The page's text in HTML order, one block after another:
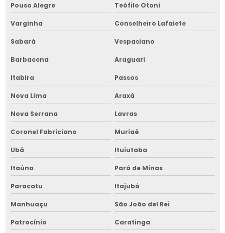
Empresa de secador de grãos
Empresa de secador de grãos na bahia
Empresa de secador de grãos no nordeste
Empresa de transportador de grãos
Empresa de transportador de grãos em bahia
Empresa de transportador de grãos no nordeste
Equipamentos para armazenar grãos
Fornalha para grãos no nordeste
Galpão para silos no nordeste
Manutenção de cavaqueira para fornalha
Pouso Alegre Teófilo Otoni
Varginha Conselheiro Lafaiete
Sabará Vespasiano
Barbacena Araguari
Itabira Passos
Nova Lima Araxá
Nova Serrana Lavras
Coronel Fabriciano Muriaé
Ubá Ituiutaba
Itaúna Pará de Minas
Paracatu Itajubá
Manhuaçu São João del Rei
Patrocínio Caratinga